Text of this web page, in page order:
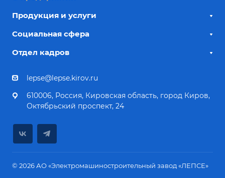
Продукция и услуги
Социальная сфера
Отдел кадров
lepse@lepse.kirov.ru
610006, Россия, Кировская область, город Киров,
Октябрьский проспект, 24
© 2026 АО «Электромашиностроительный завод «ЛЕПСЕ»